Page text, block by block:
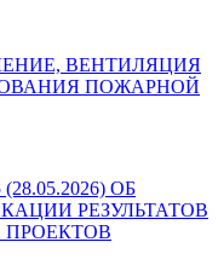
ВЕНТИЛЯЦИЯ
ПОЖАРНОЙ
(28.05.2026) ОБ
РЕЗУЛЬТАТОВ